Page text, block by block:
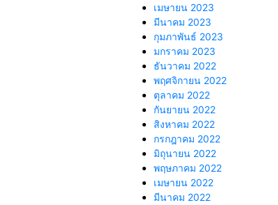
เมษายน 2023
มีนาคม 2023
กุมภาพันธ์ 2023
มกราคม 2023
ธันวาคม 2022
พฤศจิกายน 2022
ตุลาคม 2022
กันยายน 2022
สิงหาคม 2022
กรกฎาคม 2022
มิถุนายน 2022
พฤษภาคม 2022
เมษายน 2022
มีนาคม 2022